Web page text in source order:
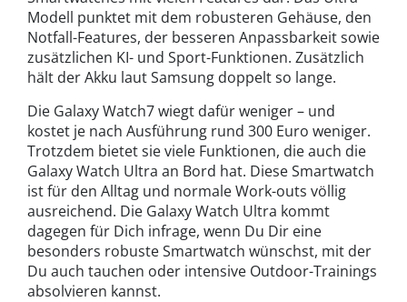
Modell punktet mit dem robusteren Gehäuse, den
Notfall-Features, der besseren Anpassbarkeit sowie
zusätzlichen KI- und Sport-Funktionen. Zusätzlich
hält der Akku laut Samsung doppelt so lange.
Die Galaxy Watch7 wiegt dafür weniger – und
kostet je nach Ausführung rund 300 Euro weniger.
Trotzdem bietet sie viele Funktionen, die auch die
Galaxy Watch Ultra an Bord hat. Diese Smartwatch
ist für den Alltag und normale Work-outs völlig
ausreichend. Die Galaxy Watch Ultra kommt
dagegen für Dich infrage, wenn Du Dir eine
besonders robuste Smartwatch wünschst, mit der
Du auch tauchen oder intensive Outdoor-Trainings
absolvieren kannst.